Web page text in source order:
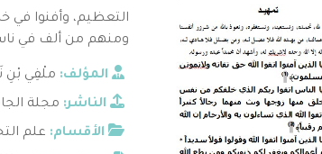
التعظيم، وأفنوا في
ومنهم من ألف في
المؤلف: ملْفِي بْنِ
الناشر: مجلة
الأقسام: علم